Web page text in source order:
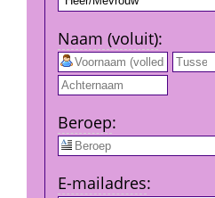
Naam (voluit):
Beroep:
E-mail­adres: